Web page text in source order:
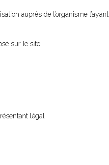
auprès de l’organisme l’ayant
sur le site
légal